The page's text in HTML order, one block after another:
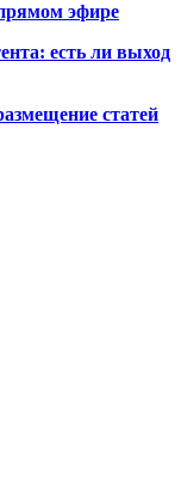
эфире
есть ли выход
статей